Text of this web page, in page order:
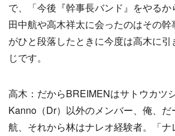
で、「今後『幹事長バンド』をやるか
田中航や高木祥太に会ったのはその
がひと段落したときに今度は高木に
じです。
高木：だからBREIMENはサトウカツ
Kanno（Dr）以外のメンバー、俺、
航、それから林はナレオ経験者。「ナ